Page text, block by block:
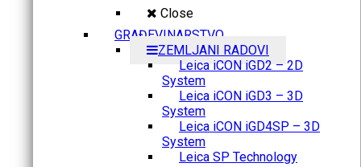
Close
GRAĐEVINARSTVO
ZEMLJANI RADOVI
Leica iCON iGD2 – 2D
System
Leica iCON iGD3 – 3D
System
Leica iCON iGD4SP – 3D
System
Leica SP Technology